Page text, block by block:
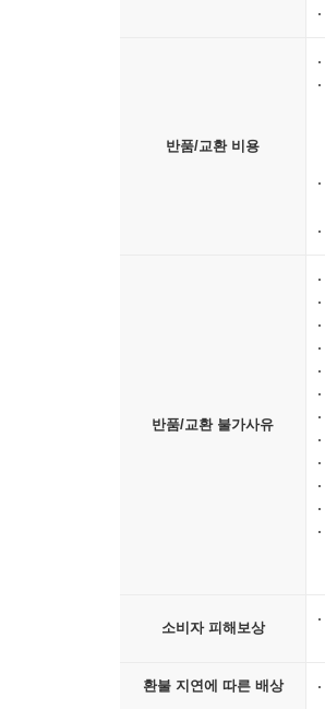
반품/교환 비용
반품/교환 불가사유
소비자 피해보상
환불 지연에 따른 배상